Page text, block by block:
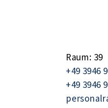
Raum: 39
+49 3946
+49 3946